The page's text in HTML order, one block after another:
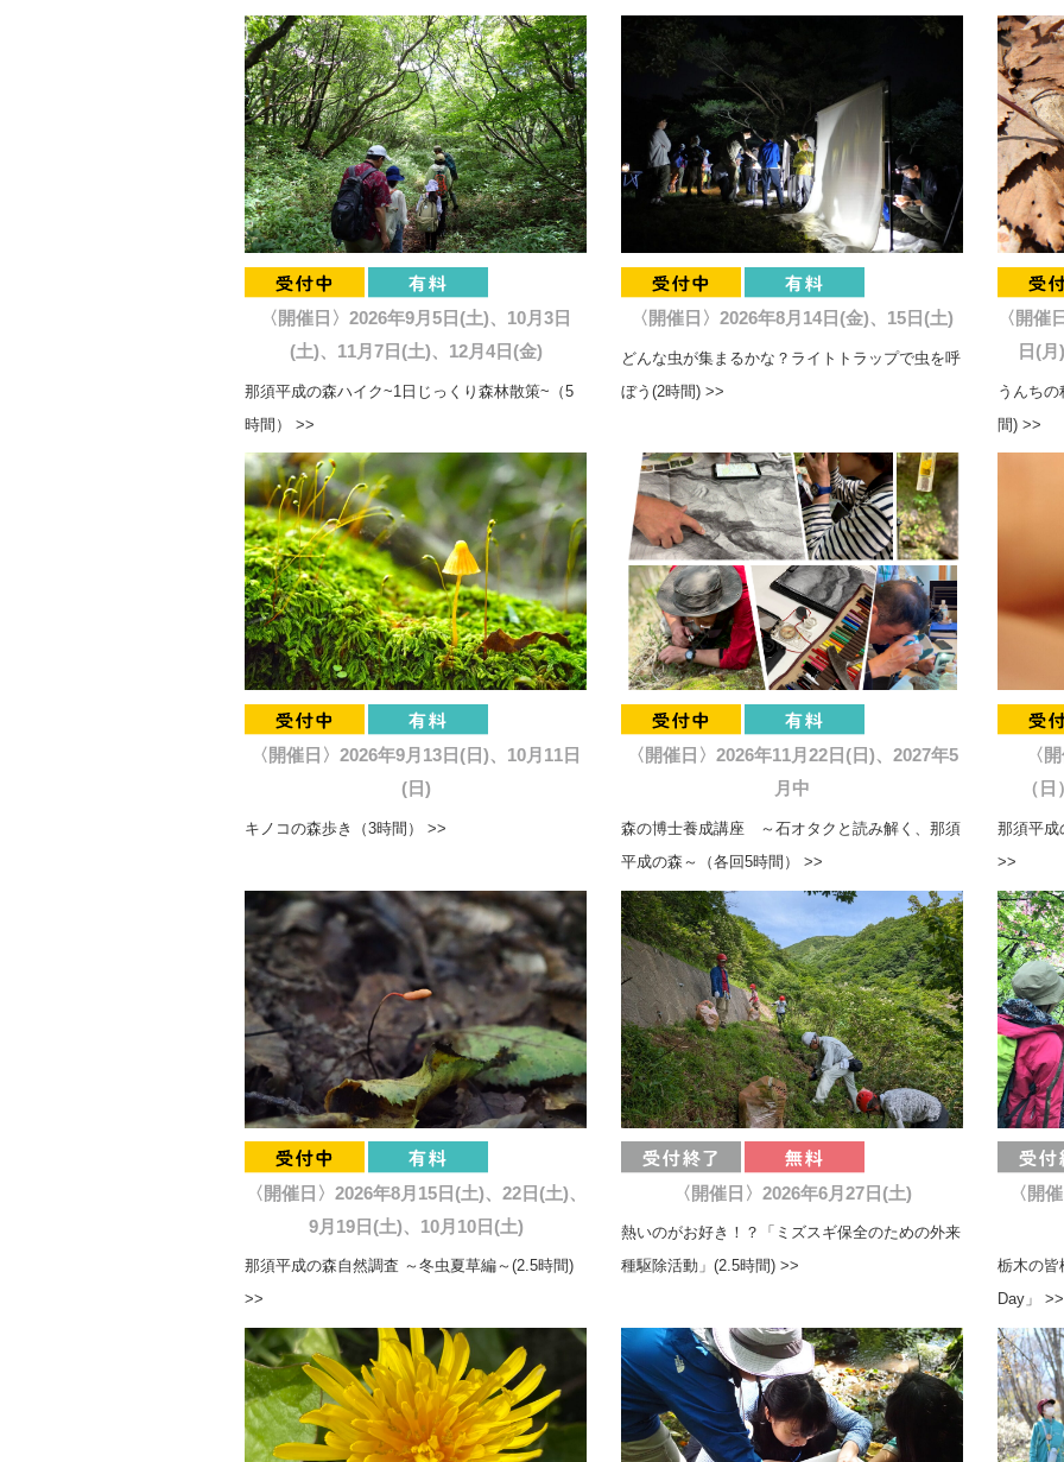
〈開催日〉2026年9月5日(土)、10月3日
(土)、11月7日(土)、12月4日(金)
那須平成の森ハイク~1日じっくり森林散策~（5
時間） >>
〈開催日〉2026年8月14日(金)、15日(土)
どんな虫が集まるかな？ライトトラップで虫を呼
ぼう(2時間) >>
〈開催
日(
うんち
間) >>
〈開催日〉2026年9月13日(日)、10月11日
(日)
キノコの森歩き（3時間） >>
〈開催日〉2026年11月22日(日)、2027年5
月中
森の博士養成講座 ～石オタクと読み解く、那須
平成の森～（各回5時間） >>
〈
（
那須平成
>>
〈開催日〉2026年8月15日(土)、22日(土)、
9月19日(土)、10月10日(土)
那須平成の森自然調査 ～冬虫夏草編～(2.5時間)
>>
〈開催日〉2026年6月27日(土)
熱いのがお好き！？「ミズスギ保全のための外来
種駆除活動」(2.5時間) >>
〈開
栃木の皆
Day」 >>